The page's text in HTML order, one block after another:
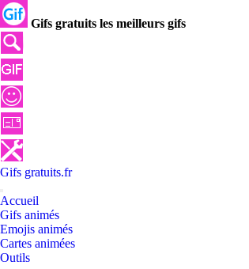
Gifs gratuits les meilleurs gifs
Gifs gratuits.fr
Accueil
Gifs animés
Emojis animés
Cartes animées
Outils